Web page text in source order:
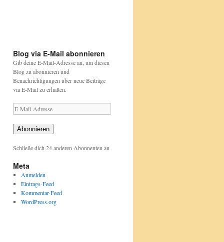
gartenvoegel/index.html gartenvoegel/
Blog via E-Mail abonnieren
Gib deine E-Mail-Adresse an, um diesen
Blog zu abonnieren und
Benachrichtigungen über neue Beiträge
via E-Mail zu erhalten.
E-
Mail-
Adresse
Abonnieren
Schließe dich 24 anderen Abonnenten an
Meta
Anmelden
Eintrags-Feed
Kommentar-Feed
WordPress.org